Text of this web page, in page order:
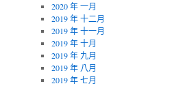
2020 年 一月
2019 年 十二月
2019 年 十一月
2019 年 十月
2019 年 九月
2019 年 八月
2019 年 七月